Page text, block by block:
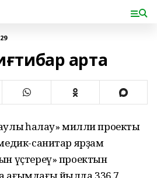
арта
һаҡлау» милли проекты
санитар ярҙам
үҫтереү» проектын